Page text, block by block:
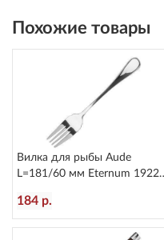
Похожие товары
Вилка для рыбы Aude
L=181/60 мм Eternum 1922-
184 р.